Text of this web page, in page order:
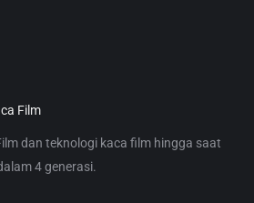
Film
dan teknologi kaca film hingga saat
4 generasi.